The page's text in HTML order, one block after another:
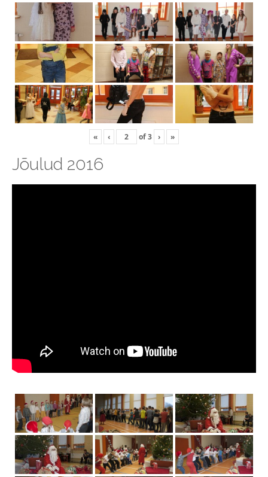
« ‹ of3 › »
Jõulud 2016